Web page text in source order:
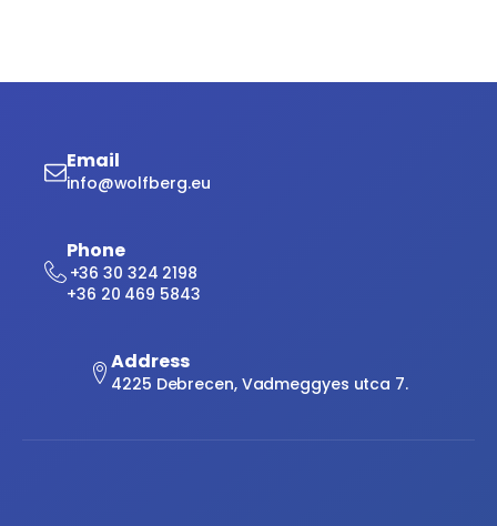
Email
info@wolfberg.eu
Phone
+36 30 324 2198
+36 20 469 5843
Address
4225 Debrecen, Vadmeggyes utca 7.